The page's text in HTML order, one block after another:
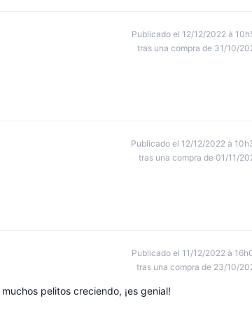
Publicado el 12/12/2022 à
tras una compra de 31/10/
Publicado el 12/12/2022 à
tras una compra de 01/11/
Publicado el 11/12/2022 à
tras una compra de 23/10/
pelitos creciendo, ¡es genial!